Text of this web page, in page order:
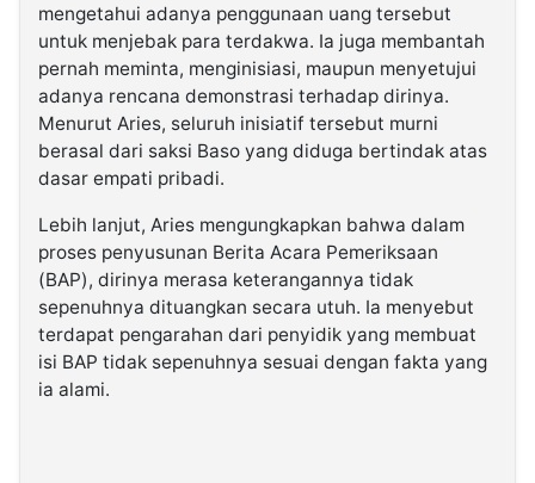
mengetahui adanya penggunaan uang tersebut
untuk menjebak para terdakwa. Ia juga membantah
pernah meminta, menginisiasi, maupun menyetujui
adanya rencana demonstrasi terhadap dirinya.
Menurut Aries, seluruh inisiatif tersebut murni
berasal dari saksi Baso yang diduga bertindak atas
dasar empati pribadi.
Lebih lanjut, Aries mengungkapkan bahwa dalam
proses penyusunan Berita Acara Pemeriksaan
(BAP), dirinya merasa keterangannya tidak
sepenuhnya dituangkan secara utuh. Ia menyebut
terdapat pengarahan dari penyidik yang membuat
isi BAP tidak sepenuhnya sesuai dengan fakta yang
ia alami.